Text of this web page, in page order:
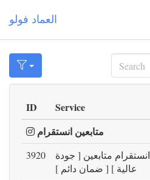
العماد فولو
ID Service
متابعين انستقرام
3920
انستقرام متابعين [ جودة
عالية ] [ ضمان دائم ]